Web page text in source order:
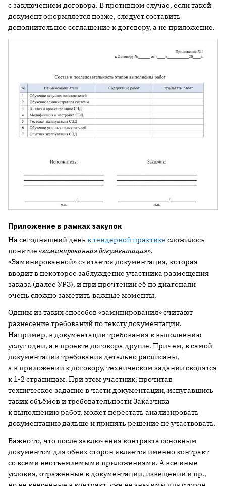
с заключением договора. В противном случае, если такой
документ оформляется позже, следует составить
дополнительное соглашение к договору, а не приложение.
Приложение в рамках закупок
На сегодняшний день в тендерной практике сложилось
понятие «заминированная документация».
«Заминированной» считается документация, которая
вводит в некоторое заблуждение участника размещения
заказа (далее УРЗ), и при прочтении её по диагонали
очень сложно заметить важные моменты.
Одним из таких способов «заминирования» считают
разнесение требований по тексту документации.
Например, в документации требования к выполнению
услуг одни, а в проекте договора другие. Причем, в самой
документации требования детально расписаны,
а в приложении к договору, техническом задании сводятся
к 1-2 страницам. При этом участник, прочитав
техническое задание в части документации, испугавшись
таких объёмов и требовательности Заказчика
к выполнению работ, может перестать анализировать
документацию дальше и принять решение не участвовать.
Важно то, что после заключения контракта основным
документом для обеих сторон является именно контракт
со всеми неотъемлемыми приложениями. А все иные
условия, отраженные в документации, извещении и пр.,